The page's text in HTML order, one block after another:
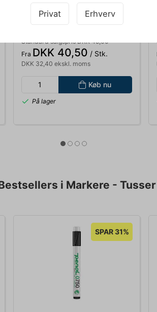
Privat Erhverv
013990
MARKER UNI POSCA PC-5M
APPLE - GREEN MEDIUM
Standard salgspris DKK 45,00
Fra DKK 40,50 / Stk.
DKK 32,40 ekskl. moms
Køb nu
På lager
i Markere - Tusser
SPAR 31%